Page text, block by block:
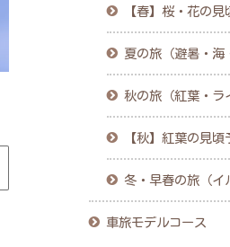
【春】桜・花の見
夏の旅（避暑・海
秋の旅（紅葉・ラ
【秋】紅葉の見頃
冬・早春の旅（イ
車旅モデルコース